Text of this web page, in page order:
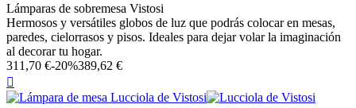
Lámparas de sobremesa Vistosi
Hermosos y versátiles globos de luz que podrás colocar en mesas,
paredes, cielorrasos y pisos. Ideales para dejar volar la imaginación
al decorar tu hogar.
311,70 €-20%389,62 €
